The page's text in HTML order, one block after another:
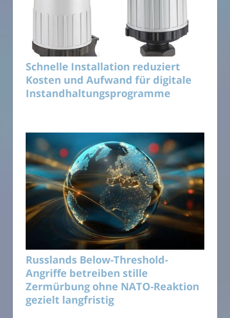
Schnelle Installation reduziert
Kosten und Aufwand für digitale
Instandhaltungsprogramme
Russlands Below-Threshold-
Angriffe betreiben stille
Zermürbung ohne NATO-Reaktion
gezielt langfristig